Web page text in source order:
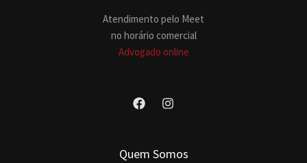
Atendimento pelo Meet
no horário comercial
Advogado online
Quem Somos